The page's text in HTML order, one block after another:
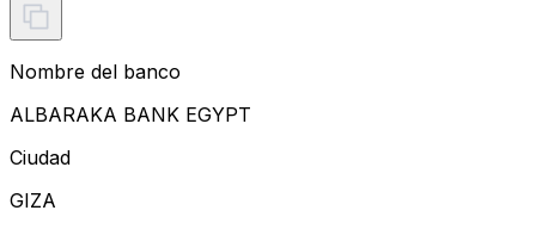
Nombre del banco
ALBARAKA BANK EGYPT
Ciudad
GIZA